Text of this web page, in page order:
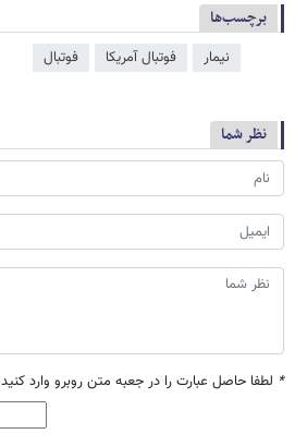
برچسب‌ها
نیمار فوتبال آمریکا فوتبال
نظر شما
* لطفا حاصل عبارت را در جعبه متن روبرو وارد کنید